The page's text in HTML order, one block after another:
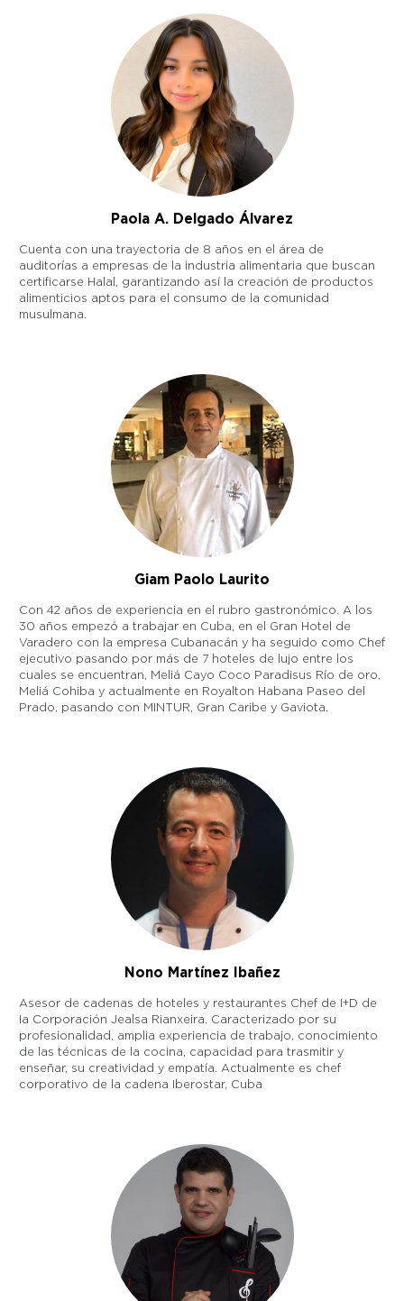
Paola A. Delgado Álvarez
Cuenta con una trayectoria de 8 años en el área de
auditorías a empresas de la industria alimentaria que buscan
certificarse Halal, garantizando así la creación de productos
alimenticios aptos para el consumo de la comunidad
musulmana.
Giam Paolo Laurito
Con 42 años de experiencia en el rubro gastronómico. A los
30 años empezó a trabajar en Cuba, en el Gran Hotel de
Varadero con la empresa Cubanacán y ha seguido como Chef
ejecutivo pasando por más de 7 hoteles de lujo entre los
cuales se encuentran, Meliá Cayo Coco Paradisus Río de oro,
Meliá Cohiba y actualmente en Royalton Habana Paseo del
Prado, pasando con MINTUR, Gran Caribe y Gaviota.
Nono Martínez Ibañez
Asesor de cadenas de hoteles y restaurantes Chef de I+D de
Ia Corporación Jealsa Rianxeira. Caracterizado por su
profesionalidad, amplia experiencia de trabajo, conocimiento
de las técnicas de la cocina, capacidad para trasmitir y
enseñar, su creatividad y empatía. Actualmente es chef
corporativo de la cadena Iberostar, Cuba